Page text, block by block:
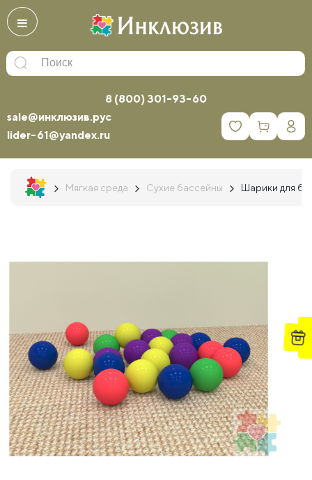
8 (800) 301-93-60
sale@инклюзив.рус
lider-61@yandex.ru
0
Мягкая среда Сухие бассейны Шарики для